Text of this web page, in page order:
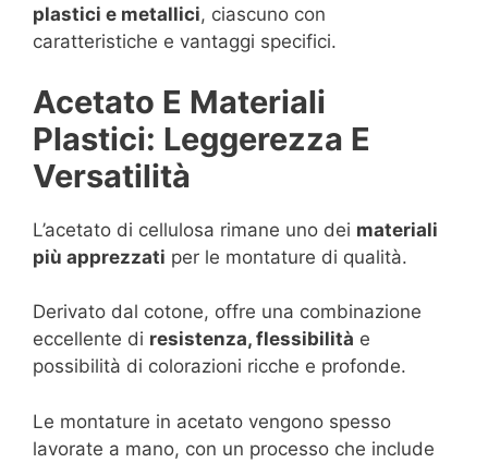
plastici e metallici, ciascuno con
caratteristiche e vantaggi specifici.
Acetato E Materiali
Plastici: Leggerezza E
Versatilità
L’acetato di cellulosa rimane uno dei materiali
più apprezzati per le montature di qualità.
Derivato dal cotone, offre una combinazione
eccellente di resistenza, flessibilità e
possibilità di colorazioni ricche e profonde.
Le montature in acetato vengono spesso
lavorate a mano, con un processo che include